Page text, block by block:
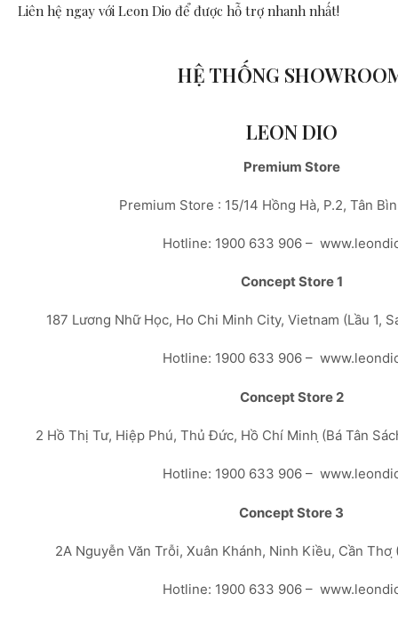
Liên hệ ngay với Leon Dio để được hỗ trợ nhanh nhất!
HỆ THỐNG
LEON DIO
Premium Store
Premium Store : 15/14 Hồng Hà, P.2, Tân
Hotline: 1900 633 906 –
Concept Store 1
187 Lương Nhữ Học, Ho Chi Minh City, Vietnam (Lầu 1,
Hotline: 1900 633 906 –
Concept Store 2
2 Hồ Thị Tư, Hiệp Phú, Thủ Đức, Hồ Chí Minh ̣(Bá Tân
Hotline: 1900 633 906 –
Concept Store 3
2A Nguyễn Văn Trỗi, Xuân Khánh, Ninh Kiều, Cần Thơ
Hotline: 1900 633 906 –